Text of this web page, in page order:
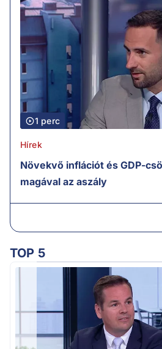
1 perc
Hírek
Növekvő inflációt és GDP-
magával az aszály
TOP 5